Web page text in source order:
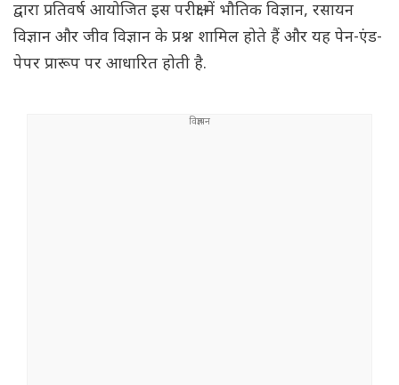
द्वारा प्रतिवर्ष आयोजित इस परीक्षा में भौतिक विज्ञान, रसायन
विज्ञान और जीव विज्ञान के प्रश्न शामिल होते हैं और यह पेन-एंड-
पेपर प्रारूप पर आधारित होती है.